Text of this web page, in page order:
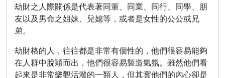
劫財之人際關係是代表著同輩、同業、同行、同學、朋
友以及男命之姐妹、兒媳等，或者是女性的公公或兄
弟。
劫財格的人，往往都是非常有個性的，他們很容易能夠
在人群中脫穎而出，他們很容易製造氣氛。雖然他們看
起來是非常樂觀活潑的一類人，但其實他們的內心卻是